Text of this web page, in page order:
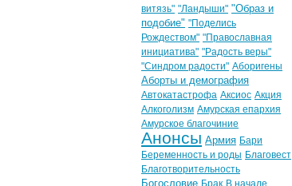
витязь" "Ландыши" "Образ и
подобие" "Поделись
Рождеством" "Православная
инициатива" "Радость веры"
"Синдром радости" Аборигены
Аборты и демография
Автокатастрофа Аксиос Акция
Алкоголизм Амурская епархия
Амурское благочиние
Анонсы Армия Бари
Беременность и роды Благовест
Благотворительность
Богословие Брак В начале